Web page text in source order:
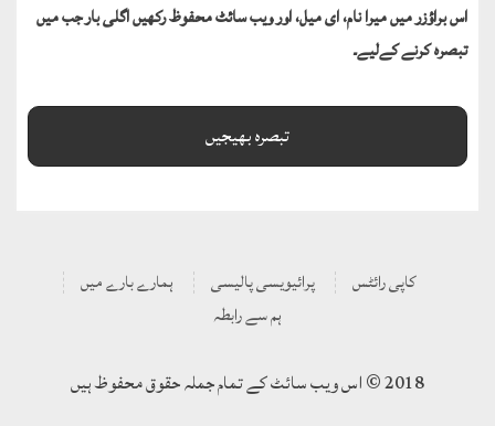
اس براؤزر میں میرا نام، ای میل، اور ویب سائٹ محفوظ رکھیں اگلی بار جب میں
تبصرہ کرنے کےلیے۔
کاپی رائٹس پرائیویسی پالیسی
ہمارے بارے میں
ہم سے رابطہ
2018 © اس ویب سائٹ کے تمام جملہ حقوق محفوظ ہیں